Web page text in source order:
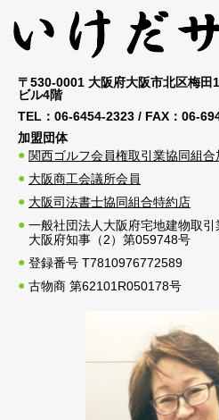
〒530-0001 大阪府大阪市北区梅田
ビル4階
TEL： 06-6454-2323 / FAX： 06-
加盟団体
関西ゴルフ会員権取引業協同組合
大阪商工会議所会員
大阪司法書士協同組合特約店
一般社団法人大阪府宅地建物取引
大阪府知事（2）第059748号
登録番号 T7810976772589
古物商 第62101R050178号